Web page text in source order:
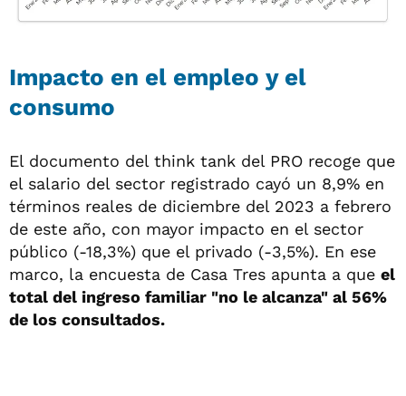
Impacto en el empleo y el
consumo
El documento del think tank del PRO recoge que
el salario del sector registrado cayó un 8,9% en
términos reales de diciembre del 2023 a febrero
de este año, con mayor impacto en el sector
público (-18,3%) que el privado (-3,5%). En ese
marco, la encuesta de Casa Tres apunta a que el
total del ingreso familiar "no le alcanza" al 56%
de los consultados.